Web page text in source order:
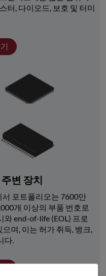
터, 다이오드, 보호 및 터미
변 장치
서 포트폴리오는 7600만
개 이상의 부품 번호로
와 end-of-life (EOL) 프로
며, 이는 허가 취득, 뱅크,
다.